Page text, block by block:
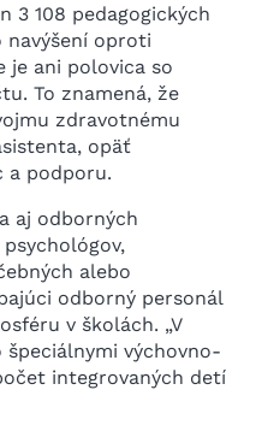
3 108 pedagogických
navýšení oproti
je ani polovica so
To znamená, že
zdravotnému
opäť
a podporu.
aj odborných
alebo
odborný personál
v školách. „V
špeciálnymi výchovno-
integrovaných detí